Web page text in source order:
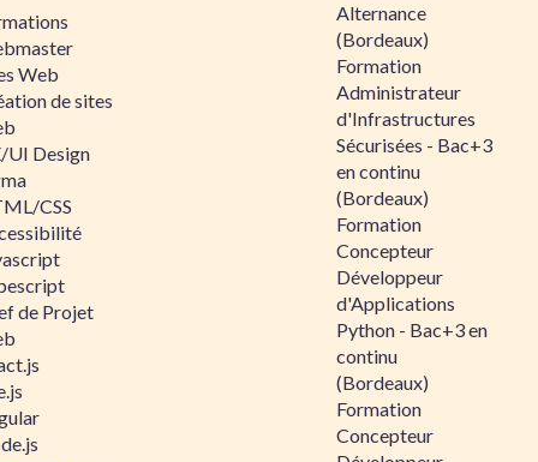
Web
de sites
UI Design
CSS
de Projet
Alternance
(Bordeaux)
Formation
Administrateur
d'Infrastructures
Sécurisées - Bac+3
en continu
(Bordeaux)
Formation
Concepteur
Développeur
d'Applications
Python - Bac+3 en
continu
(Bordeaux)
Formation
Concepteur